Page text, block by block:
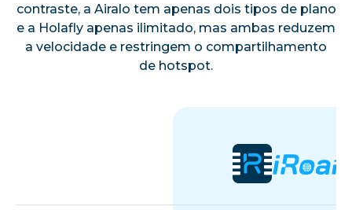
contraste, a Airalo tem apenas dois tipos de plano
e a Holafly apenas ilimitado, mas ambas reduzem
a velocidade e restringem o compartilhamento
de hotspot.